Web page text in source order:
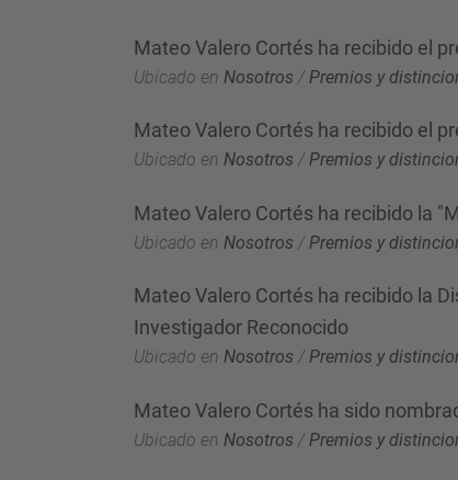
Mateo Valero Cortés ha recibido el
Ubicado en Nosotros / Premios y
Mateo Valero Cortés ha recibido el
Ubicado en Nosotros /Premios y
Mateo Valero Cortés ha recibido la
Ubicado en Nosotros / Premios y
Mateo Valero Cortés ha recibido la
Investigador Reconocido
Ubicado en Nosotros /Premios y
Mateo Valero Cortés ha sido
Ubicado en Nosotros / Premios y